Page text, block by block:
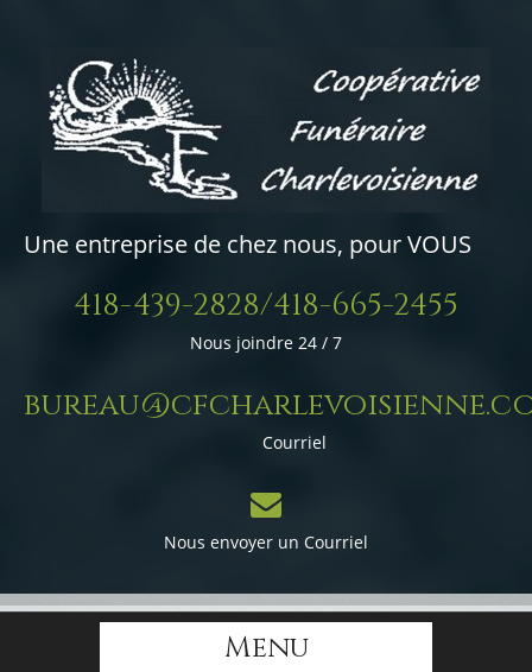
Une entreprise de chez nous, pour VOUS
418-439-2828/418-665-2455
Nous joindre 24 / 7
Courriel
Nous envoyer un Courriel
Menu